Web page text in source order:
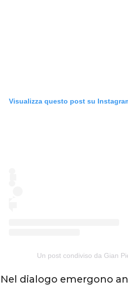
Visualizza questo post su
Un post condiviso da Gian
Nel dialogo emergono